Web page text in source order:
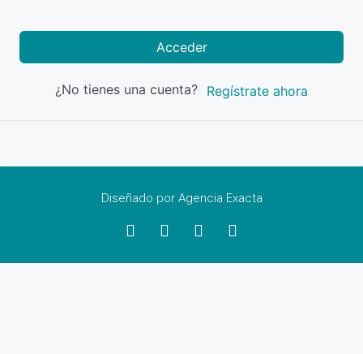
Acceder
¿No tienes una cuenta? Regístrate ahora
Diseñado por Agencia Exacta